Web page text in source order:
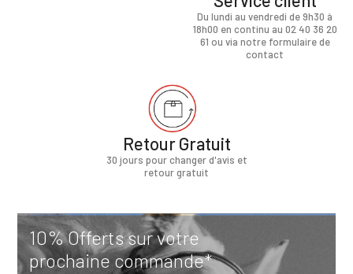
Du lundi au vendredi de 9h30 à
18h00 en continu au 02 40 36 20
61 ou via notre formulaire de
contact
Retour Gratuit
30 jours pour changer d'avis et
retour gratuit
10% Offerts sur votre
prochaine commande*